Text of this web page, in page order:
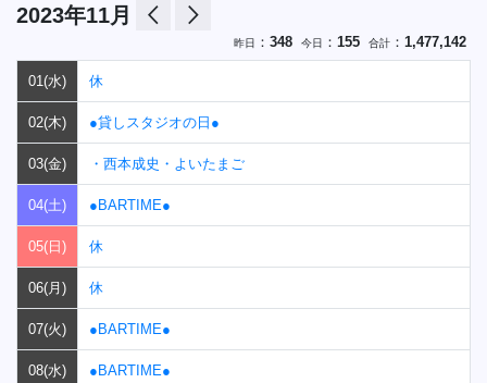
2023年11月 arrow_back_ios arrow_forward_ios
昨日 ： 348 今日 ： 155 合計 ： 1,477,142
01(水) 休
02(木) ●貸しスタジオの日●
03(金) ・西本成史・よいたまご
04(土) ●BARTIME●
05(日) 休
06(月) 休
07(火) ●BARTIME●
08(水) ●BARTIME●